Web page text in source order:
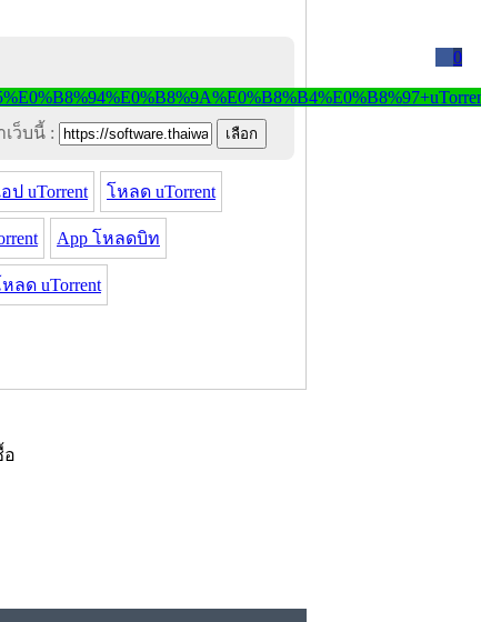
0
ว็บนี้ :
ป uTorrent โหลด uTorrent
App โหลดบิท
ลด uTorrent
อ